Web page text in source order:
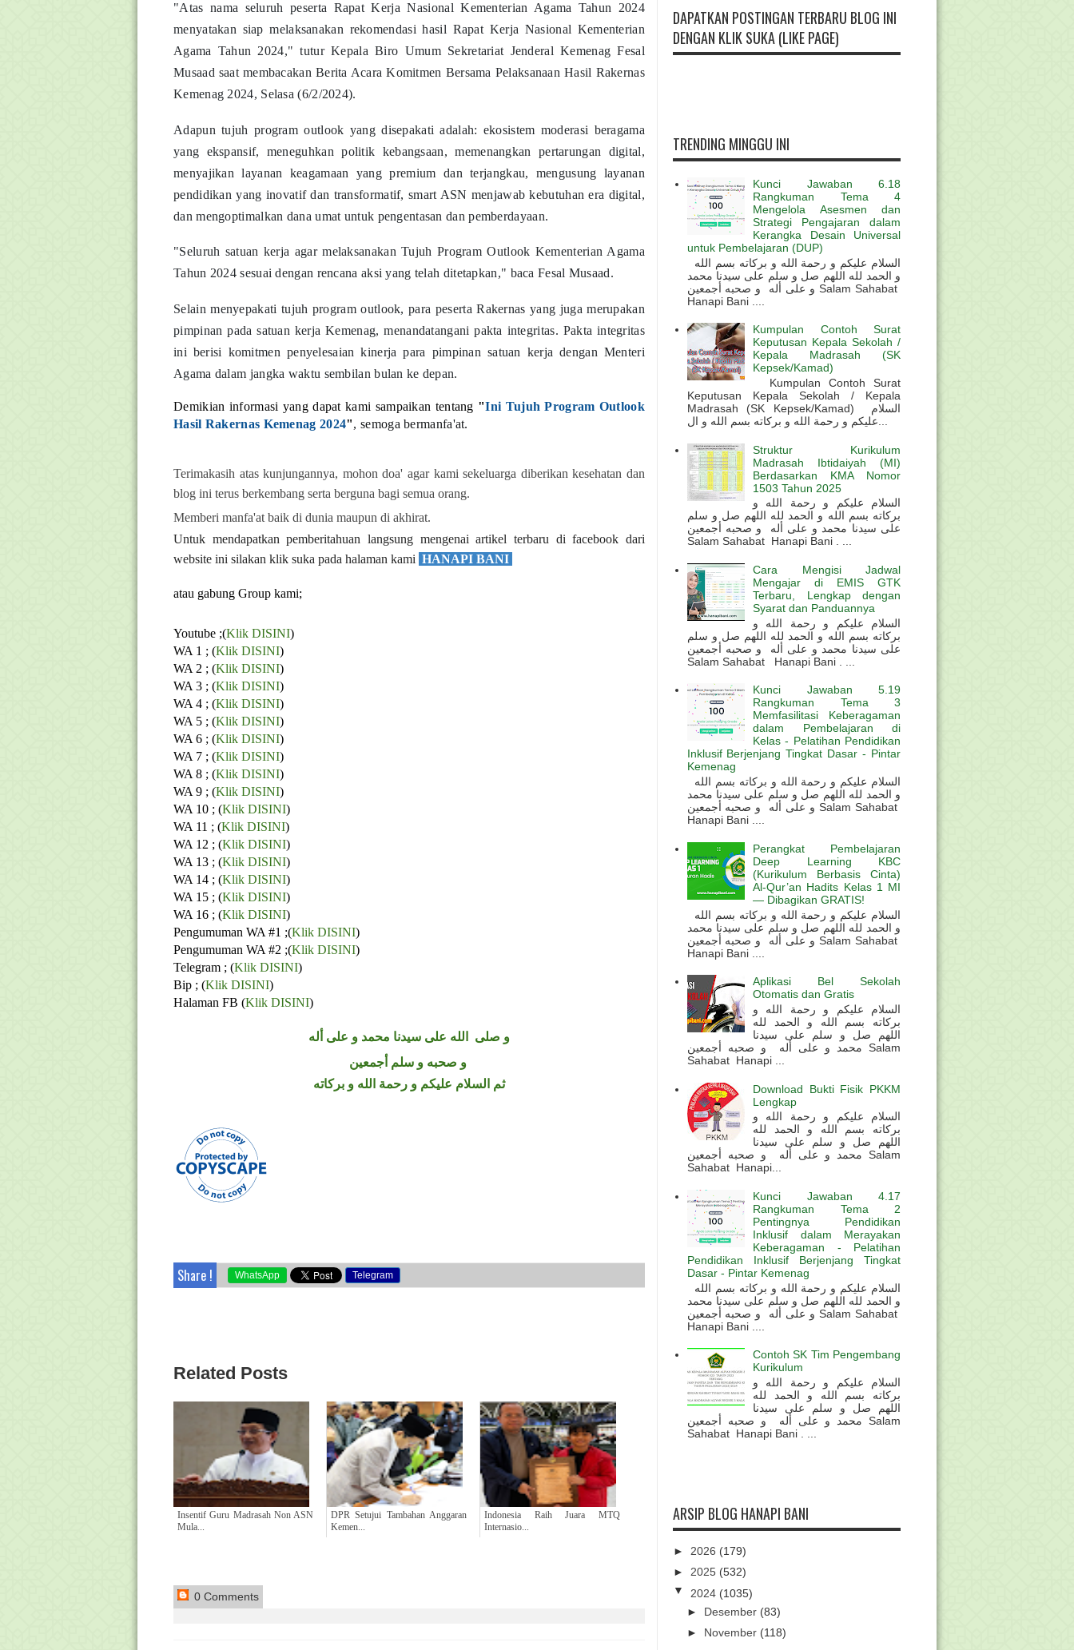
"Atas nama seluruh peserta Rapat Kerja Nasional Kementerian Agama Tahun 2024
menyatakan siap melaksanakan rekomendasi hasil Rapat Kerja Nasional Kementerian
Agama Tahun 2024," tutur Kepala Biro Umum Sekretariat Jenderal Kemenag Fesal
Musaad saat membacakan Berita Acara Komitmen Bersama Pelaksanaan Hasil Rakernas
Kemenag 2024, Selasa (6/2/2024).
Adapun tujuh program outlook yang disepakati adalah: ekosistem moderasi beragama
yang ekspansif, meneguhkan politik kebangsaan, memenangkan pertarungan digital,
menyajikan layanan keagamaan yang premium dan terjangkau, mengusung layanan
pendidikan yang inovatif dan transformatif, smart ASN menjawab kebutuhan era digital,
dan mengoptimalkan dana umat untuk pengentasan dan pemberdayaan.
"Seluruh satuan kerja agar melaksanakan Tujuh Program Outlook Kementerian Agama
Tahun 2024 sesuai dengan rencana aksi yang telah ditetapkan," baca Fesal Musaad.
Selain menyepakati tujuh program outlook, para peserta Rakernas yang juga merupakan
pimpinan pada satuan kerja Kemenag, menandatangani pakta integritas. Pakta integritas
ini berisi komitmen penyelesaian kinerja para pimpinan satuan kerja dengan Menteri
Agama dalam jangka waktu sembilan bulan ke depan.
Demikian informasi yang dapat kami sampaikan tentang "Ini Tujuh Program Outlook
Hasil Rakernas Kemenag 2024", semoga bermanfa'at.
Terimakasih atas kunjungannya, mohon doa' agar kami sekeluarga diberikan kesehatan dan
blog ini terus berkembang serta berguna bagi semua orang.
Memberi manfa'at baik di dunia maupun di akhirat.
Untuk mendapatkan pemberitahuan langsung mengenai artikel terbaru di facebook dari
website ini silakan klik suka pada halaman kami HANAPI BANI
atau gabung Group kami;
Youtube ;(Klik DISINI)
WA 1 ; (Klik DISINI)
WA 2 ; (Klik DISINI)
WA 3 ; (Klik DISINI)
WA 4 ; (Klik DISINI)
WA 5 ; (Klik DISINI)
WA 6 ; (Klik DISINI)
WA 7 ; (Klik DISINI)
WA 8 ; (Klik DISINI)
WA 9 ; (Klik DISINI)
WA 10 ; (Klik DISINI)
WA 11 ; (Klik DISINI)
WA 12 ; (Klik DISINI)
WA 13 ; (Klik DISINI)
WA 14 ; (Klik DISINI)
WA 15 ; (Klik DISINI)
WA 16 ; (Klik DISINI)
Pengumuman WA #1 ;(Klik DISINI)
Pengumuman WA #2 ;(Klik DISINI)
Telegram ; (Klik DISINI)
Bip ; (Klik DISINI)
Halaman FB (Klik DISINI)
و صلى الله على سيدنا محمد و على أله
و صحبه و سلم أجمعين
ثم السلام عليكم و رحمة الله و بركاته
Share ! WhatsApp Telegram
Related Posts
Insentif Guru Madrasah Non ASN
Mula...
DPR Setujui Tambahan Anggaran
Kemen...
Indonesia Raih Juara MTQ
Internasio...
0 Comments
DAPATKAN POSTINGAN TERBARU BLOG INI
DENGAN KLIK SUKA (LIKE PAGE)
TRENDING MINGGU INI
Kunci Jawaban 6.18
Rangkuman Tema 4
Mengelola Asesmen dan
Strategi Pengajaran dalam
Kerangka Desain Universal
untuk Pembelajaran (DUP)
و الحمد لله اللهم صل و سلم على سيدنا محمد
و على أله و صحبه أجمعين Salam Sahabat
Hanapi Bani ....
Kumpulan Contoh Surat
Keputusan Kepala Sekolah /
Kepala Madrasah (SK
Kepsek/Kamad)
Kumpulan Contoh Surat
Keputusan Kepala Sekolah / Kepala
Madrasah (SK Kepsek/Kamad) السلام
Struktur Kurikulum
Madrasah Ibtidaiyah (MI)
Berdasarkan KMA Nomor
1503 Tahun 2025
السلام عليكم و رحمة الله و
بركاته بسم الله و الحمد لله اللهم صل و سلم
على سيدنا محمد و على أله و صحبه أجمعين
Salam Sahabat Hanapi Bani . ...
Cara Mengisi Jadwal
Mengajar di EMIS GTK
Terbaru, Lengkap dengan
Syarat dan Panduannya
السلام عليكم و رحمة الله و
بركاته بسم الله و الحمد لله اللهم صل و سلم
على سيدنا محمد و على أله و صحبه أجمعين
Salam Sahabat Hanapi Bani . ...
Kunci Jawaban 5.19
Rangkuman Tema 3
Memfasilitasi Keberagaman
dalam Pembelajaran di
Kelas - Pelatihan Pendidikan
Inklusif Berjenjang Tingkat Dasar - Pintar
Kemenag
و الحمد لله اللهم صل و سلم على سيدنا محمد
و على أله و صحبه أجمعين Salam Sahabat
Hanapi Bani ....
Perangkat Pembelajaran
Deep Learning KBC
(Kurikulum Berbasis Cinta)
Al-Qur’an Hadits Kelas 1 MI
— Dibagikan GRATIS!
و الحمد لله اللهم صل و سلم على سيدنا محمد
و على أله و صحبه أجمعين Salam Sahabat
Hanapi Bani ....
Aplikasi Bel Sekolah
Otomatis dan Gratis
السلام عليكم و رحمة الله و
بركاته بسم الله و الحمد لله
اللهم صل و سلم على سيدنا
محمد و على أله و صحبه أجمعين Salam
Sahabat Hanapi ...
Download Bukti Fisik PKKM
Lengkap
السلام عليكم و رحمة الله و
بركاته بسم الله و الحمد لله
اللهم صل و سلم على سيدنا
محمد و على أله و صحبه أجمعين Salam
Sahabat Hanapi...
Kunci Jawaban 4.17
Rangkuman Tema 2
Pentingnya Pendidikan
Inklusif dalam Merayakan
Keberagaman - Pelatihan
Pendidikan Inklusif Berjenjang Tingkat
Dasar - Pintar Kemenag
و الحمد لله اللهم صل و سلم على سيدنا محمد
و على أله و صحبه أجمعين Salam Sahabat
Hanapi Bani ....
Contoh SK Tim Pengembang
Kurikulum
السلام عليكم و رحمة الله و
بركاته بسم الله و الحمد لله
اللهم صل و سلم على سيدنا
محمد و على أله و صحبه أجمعين Salam
Sahabat Hanapi Bani . ...
ARSIP BLOG HANAPI BANI
► 2026 (179)
► 2025 (532)
▼ 2024 (1035)
► Desember (83)
► November (118)